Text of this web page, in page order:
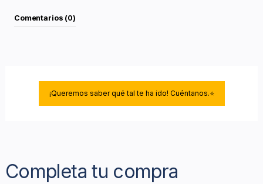
Comentarios (0)
¡Queremos saber qué tal te ha ido! Cuéntanos.⭐
Completa tu compra